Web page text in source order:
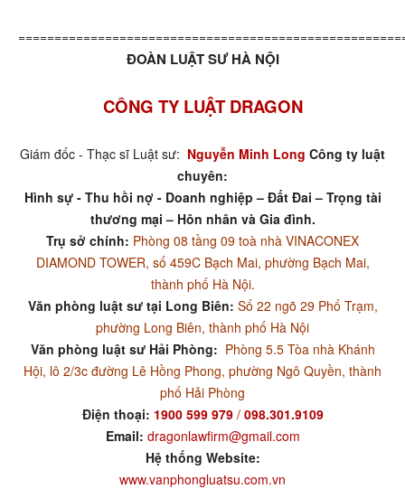
ĐOÀN LUẬT SƯ HÀ NỘI
CÔNG TY LUẬT DRAGON
Giám đốc - Thạc sĩ Luật sư: Nguyễn Minh Long Công ty luật
chuyên:
Hình sự - Thu hồi nợ - Doanh nghiệp – Đất Đai – Trọng tài
thương mại – Hôn nhân và Gia đình.
Trụ sở chính: Phòng 08 tầng 09 toà nhà VINACONEX
DIAMOND TOWER, số 459C Bạch Mai, phường Bạch Mai,
thành phố Hà Nội.
Văn phòng luật sư tại Long Biên: Số 22 ngõ 29 Phố Trạm,
phường Long Biên, thành phố Hà Nội
Văn phòng luật sư Hải Phòng: Phòng 5.5 Tòa nhà Khánh
Hội, lô 2/3c đường Lê Hồng Phong, phường Ngô Quyền, thành
phố Hải Phòng
Điện thoại: 1900 599 979/ 098.301.9109
Email: dragonlawfirm@gmail.com
Hệ thống Website:
www.vanphongluatsu.com.vn